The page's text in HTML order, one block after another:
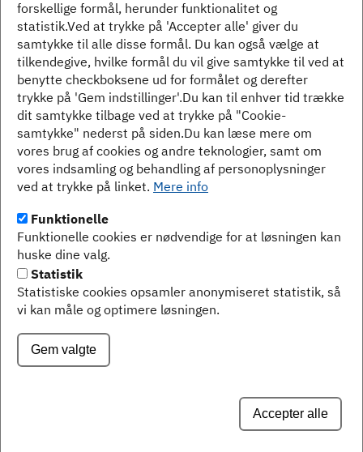
Samtykke
Privatlivspolitik
Jeg har læst og accepterer Holstebro Biblioteks
privatlivspolitik.
læs mere
Send
Holstebro Kommune
Kirkestræde 11
forskellige formål, herunder funktionalitet og
statistik.Ved at trykke på 'Accepter alle' giver du
samtykke til alle disse formål. Du kan også vælge at
tilkendegive, hvilke formål du vil give samtykke til ved at
benytte checkboksene ud for formålet og derefter
trykke på 'Gem indstillinger'.Du kan til enhver tid trække
dit samtykke tilbage ved at trykke på "Cookie-
samtykke" nederst på siden.Du kan læse mere om
vores brug af cookies og andre teknologier, samt om
vores indsamling og behandling af personoplysninger
ved at trykke på linket. Mere info
Funktionelle
Funktionelle cookies er nødvendige for at løsningen kan
huske dine valg.
Statistik
Statistiske cookies opsamler anonymiseret statistik, så
vi kan måle og optimere løsningen.
Gem valgte
Accepter alle